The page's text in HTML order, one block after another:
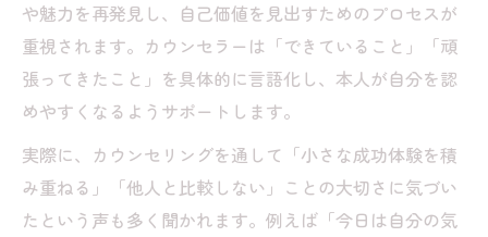
や魅力を再発見し、自己価値を見出すためのプロセスが
重視されます。カウンセラーは「できていること」「頑
張ってきたこと」を具体的に言語化し、本人が自分を認
めやすくなるようサポートします。
実際に、カウンセリングを通して「小さな成功体験を積
み重ねる」「他人と比較しない」ことの大切さに気づい
たという声も多く聞かれます。例えば「今日は自分の気